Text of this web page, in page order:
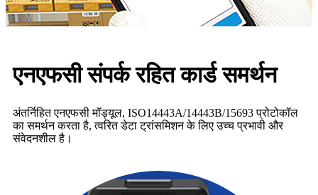
एनएफसी संपर्क रहित कार्ड समर्थन
अंतर्निहित एनएफसी मॉड्यूल, ISO14443A/14443B/15693 प्रोटोकॉल
का समर्थन करता है, त्वरित डेटा ट्रांसमिशन के लिए उच्च प्रभावी और
संवेदनशील है।